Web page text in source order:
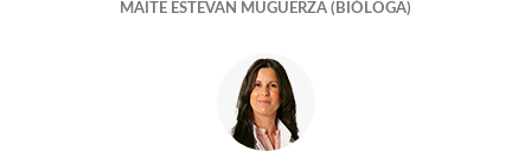
Un mundo feliz?
Tengo una foto de cuando tenia cuatro celulas
¿Embarazamos a cualquier edad?
MAITE ESTEVAN MUGUERZA (BIÓLOGA)